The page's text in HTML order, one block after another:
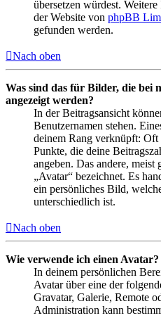
übersetzen würdest.
der Website von phpBB
gefunden werden.
Nach oben
Was sind das für Bilder, die bei
angezeigt werden?
In der Beitragsansicht
Benutzernamen stehen.
deinem Rang verknüpft: Oft
Punkte, die deine
angeben. Das andere,
„Avatar“ bezeichnet. Es
ein persönliches Bild,
unterschiedlich ist.
Nach oben
Wie verwende ich einen Avatar?
In deinem persönlichen
Avatar über eine der
Gravatar, Galerie, Remote
Administration kann